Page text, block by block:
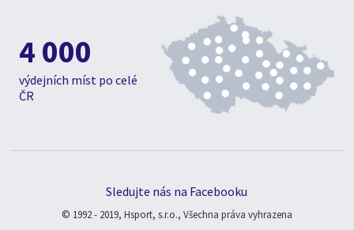
4 000
výdejních míst po celé
ČR
Sledujte nás na Facebooku
© 1992 - 2019, Hsport, s.r.o., Všechna práva vyhrazena